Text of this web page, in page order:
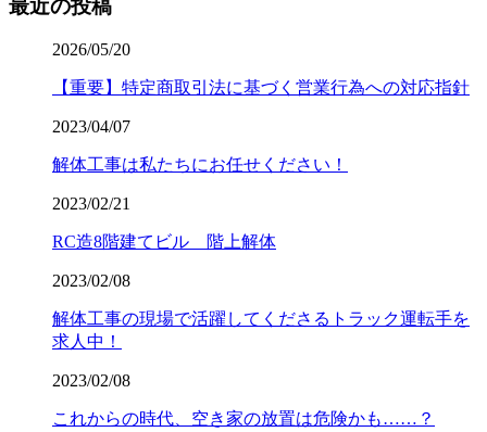
最近の投稿
2026/05/20
【重要】特定商取引法に基づく営業行為への対応指針
2023/04/07
解体工事は私たちにお任せください！
2023/02/21
RC造8階建てビル 階上解体
2023/02/08
解体工事の現場で活躍してくださるトラック運転手を
求人中！
2023/02/08
これからの時代、空き家の放置は危険かも……？